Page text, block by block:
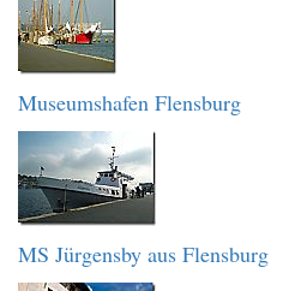
Museumshafen Flensburg
MS Jürgensby aus Flensburg